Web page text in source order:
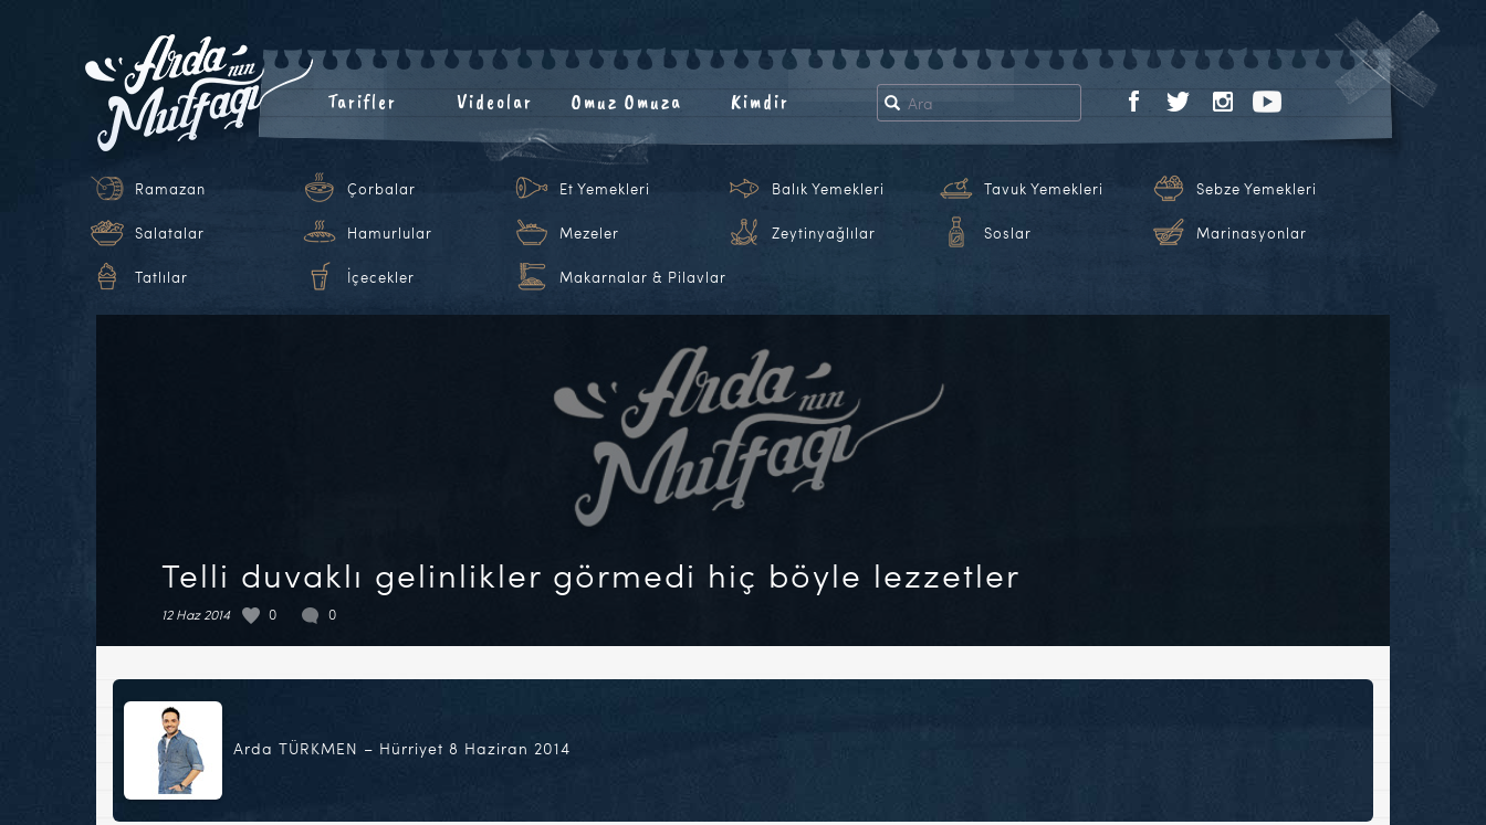
Tarifler Videolar Omuz Omuza Kimdir
Ramazan Çorbalar Et Yemekleri Balık Yemekleri Tavuk Yemekleri Sebze Yemekleri
Salatalar Hamurlular Mezeler Zeytinyağlılar Soslar Marinasyonlar
Tatlılar İçecekler Makarnalar & Pilavlar
Telli duvaklı gelinlikler görmedi hiç böyle lezzetler
12 Haz 2014 0 0
Arda TÜRKMEN – Hürriyet 8 Haziran 2014